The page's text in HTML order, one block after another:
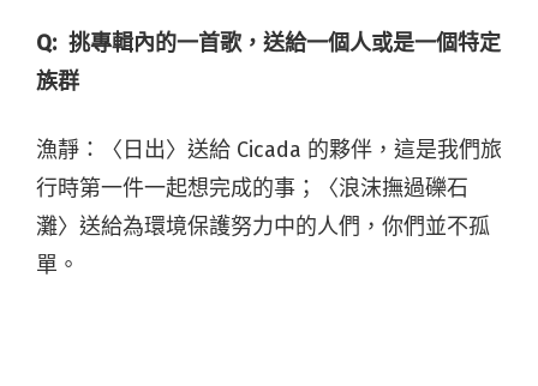
Q: 挑專輯內的一首歌，送給一個人或是一個特定
族群
漁靜：〈日出〉送給 Cicada 的夥伴，這是我們旅
行時第一件一起想完成的事；〈浪沫撫過礫石
灘〉送給為環境保護努力中的人們，你們並不孤
單。